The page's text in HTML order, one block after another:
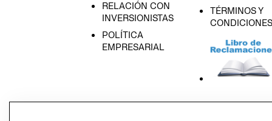
RELACIÓN CON
INVERSIONISTAS
POLÍTICA
EMPRESARIAL
TÉRMINOS Y
CONDICIONES
AVISO DE